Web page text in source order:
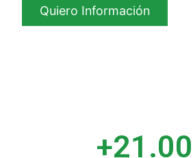
Quiero Información